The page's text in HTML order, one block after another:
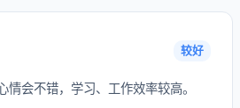
较好
情会不错，学习、工作效率较高。